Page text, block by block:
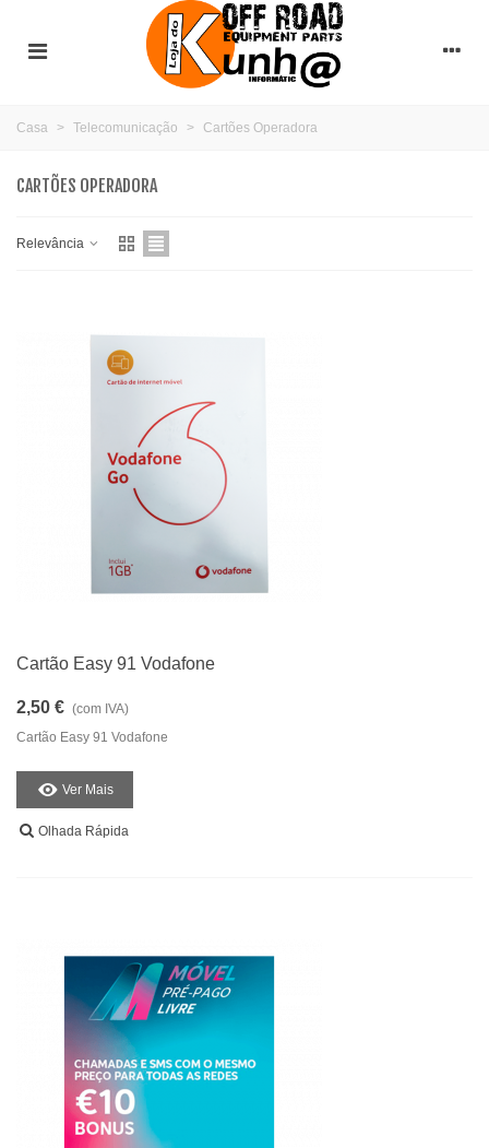
Casa > Telecomunicação > Cartões Operadora
CARTÕES OPERADORA
Relevância
Cartão Easy 91 Vodafone
2,50 € (com IVA)
Cartão Easy 91 Vodafone
Ver Mais
Olhada Rápida